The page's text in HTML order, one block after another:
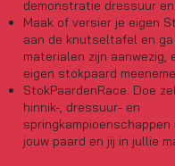
demonstratie dressuur
Maak of versier je eigen
aan de knutseltafel en
materialen zijn aanwezig,
eigen stokpaard
StokPaardenRace. Doe
hinnik-, dressuur- en
jouw paard en jij in jullie